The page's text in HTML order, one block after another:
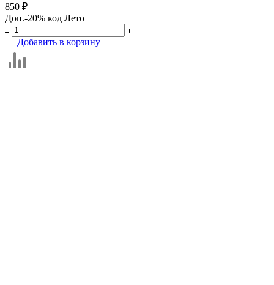
850 ₽
Доп.-20% код Лето
Добавить в корзину